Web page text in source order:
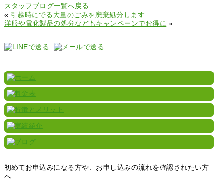
スタッフブログ一覧へ戻る
« 引越時にでる大量のごみを廃棄処分します
洋服や電化製品の処分などもキャンペーンでお得に »
初めてお申込みになる方や、お申し込みの流れを確認されたい方
へ